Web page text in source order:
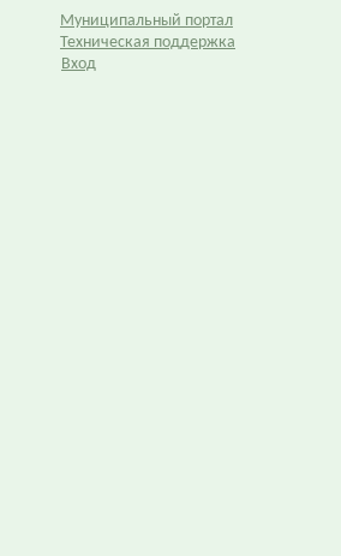
Муниципальный портал
Техническая поддержка
Вход